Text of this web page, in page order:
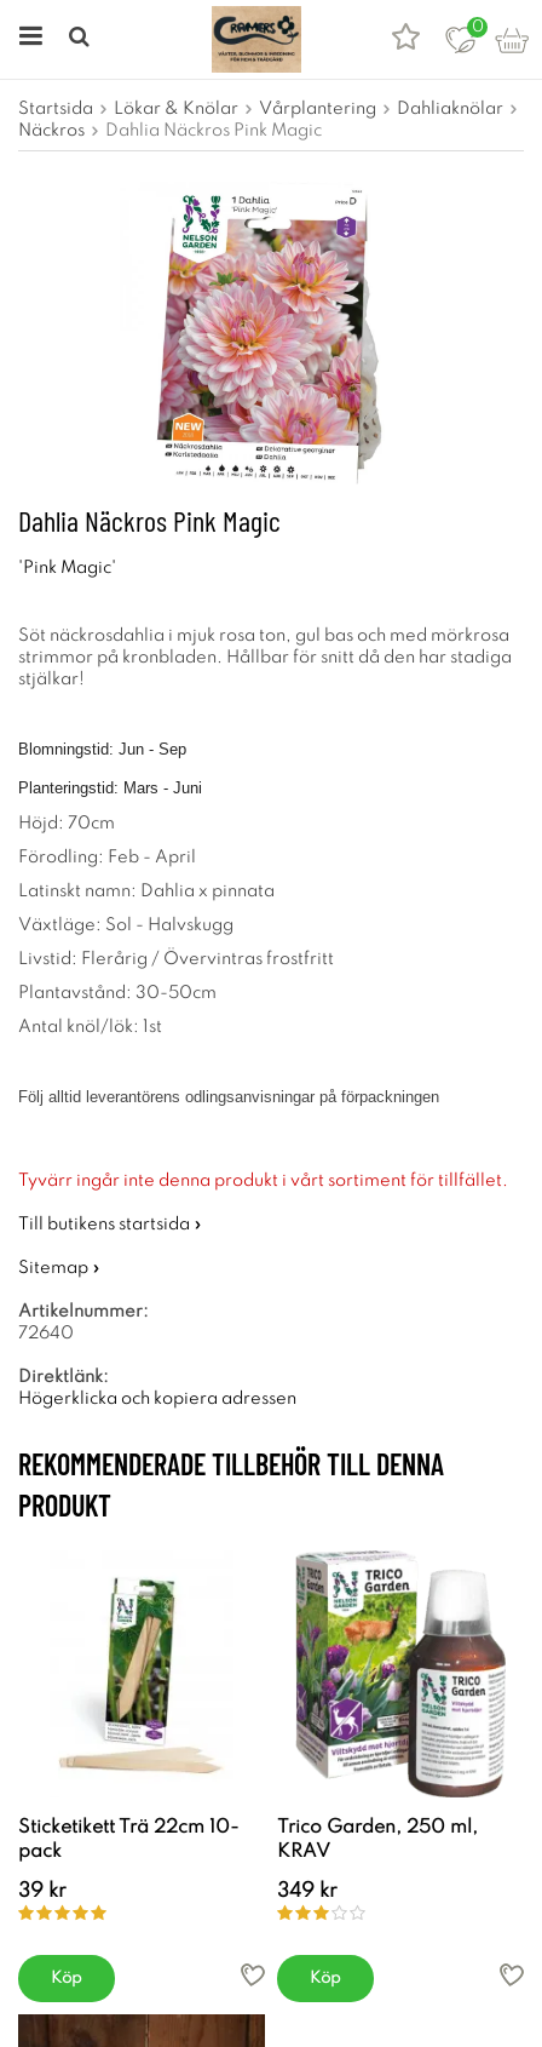
0
Startsida Lökar & Knölar Vårplantering
Dahliaknölar
Näckros
Dahlia Näckros Pink Magic
Dahlia Näckros Pink Magic
'Pink Magic'
Söt näckrosdahlia i mjuk rosa ton, gul bas och med mörkrosa
strimmor på kronbladen. Hållbar för snitt då den har stadiga
stjälkar!
Blomningstid: Jun - Sep
Planteringstid: Mars - Juni
Höjd: 70cm
Förodling: Feb - April
Latinskt namn: Dahlia x pinnata
Växtläge: Sol - Halvskugg
Livstid: Flerårig / Övervintras frostfritt
Plantavstånd: 30-50cm
Antal knöl/lök: 1st
Följ alltid leverantörens odlingsanvisningar på förpackningen
Tyvärr ingår inte denna produkt i vårt sortiment för tillfället.
Till butikens startsida »
Sitemap »
Artikelnummer:
72640
Direktlänk:
Högerklicka och kopiera adressen
REKOMMENDERADE TILLBEHÖR TILL DENNA
PRODUKT
Sticketikett Trä 22cm 10-
pack
39 kr
Köp
Trico Garden, 250 ml,
KRAV
349 kr
Köp